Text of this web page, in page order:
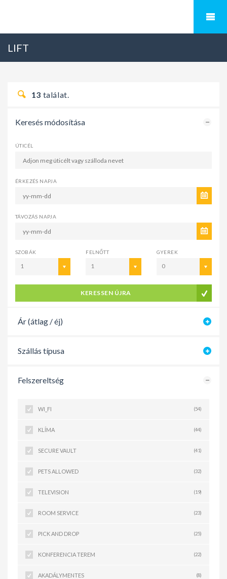
LIFT
13 találat.
Keresés módosítása
ÚTICÉL
ÉRKEZÉS NAPJA
TÁVOZÁS NAPJA
SZOBÁK
1
FELNŐTT
1
GYEREK
0
KERESSEN ÚJRA
Ár (átlag / éj)
Szállás típusa
Felszereltség
WI_FI (54)
KLÍMA (44)
SECURE VAULT (41)
PETS ALLOWED (32)
TELEVISION (19)
ROOM SERVICE (23)
PICK AND DROP (25)
KONFERENCIA TEREM (22)
AKADÁLYMENTES (8)